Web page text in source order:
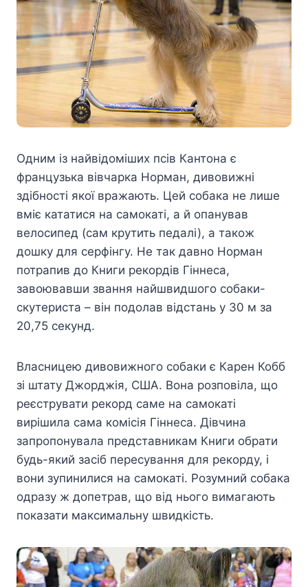
Одним із найвідоміших псів Кантона є
французька вівчарка Норман, дивовижні
здібності якої вражають. Цей собака не лише
вміє кататися на самокаті, а й опанував
велосипед (сам крутить педалі), а також
дошку для серфінгу. Не так давно Норман
потрапив до Книги рекордів Гіннеса,
завоювавши звання найшвидшого собаки-
скутериста – він подолав відстань у 30 м за
20,75 секунд.
Власницею дивовижного собаки є Карен Кобб
зі штату Джорджія, США. Вона розповіла, що
реєструвати рекорд саме на самокаті
вирішила сама комісія Гіннеса. Дівчина
запропонувала представникам Книги обрати
будь-який засіб пересування для рекорду, і
вони зупинилися на самокаті. Розумний собака
одразу ж допетрав, що від нього вимагають
показати максимальну швидкість.